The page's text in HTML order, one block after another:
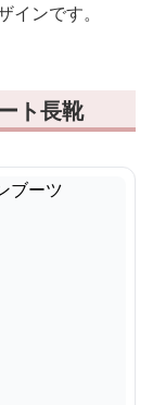
ンです。
ト長靴